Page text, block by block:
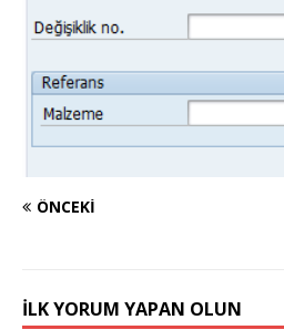
ÖNCEKI
İLK YORUM YAPAN OLUN